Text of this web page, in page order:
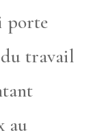
porte
travail
au